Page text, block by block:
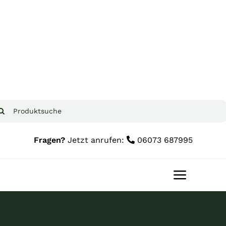
Fragen?Jetzt anrufen: 06073 687995
Toggle